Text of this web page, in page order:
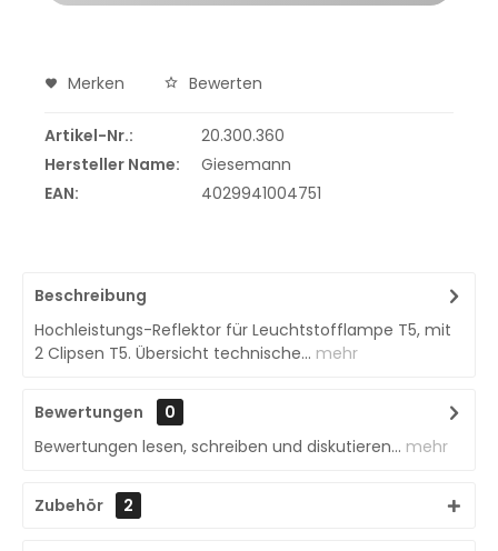
Merken Bewerten
Artikel-Nr.:
20.300.360
Hersteller Name:
Giesemann
EAN:
4029941004751
Beschreibung
Hochleistungs-Reflektor für Leuchtstofflampe T5, mit
2 Clipsen T5. Übersicht technische... mehr
Bewertungen
0
Bewertungen lesen, schreiben und diskutieren... mehr
Zubehör 2